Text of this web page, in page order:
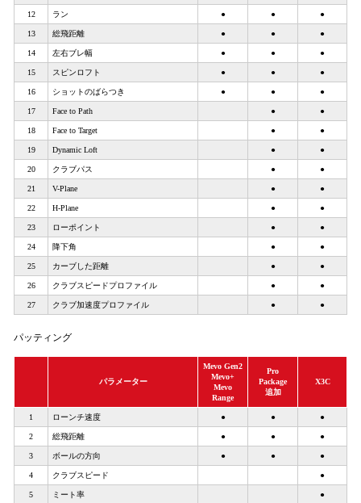
12 ラン ● ● ●
13 総飛距離 ● ● ●
14 左右ブレ幅 ● ● ●
15 スピンロフト ● ● ●
16 ショットのばらつき ● ● ●
17 Face to Path ● ●
18 Face to Target ● ●
19 Dynamic Loft ● ●
20 クラブパス ● ●
21 V-Plane ● ●
22 H-Plane ● ●
23 ローポイント ● ●
24 降下角 ● ●
25 カーブした距離 ● ●
26 クラブスピードプロファイル ● ●
27 クラブ加速度プロファイル ● ●
パッティング
パラメーター
Mevo Gen2
Mevo+
Mevo
Range
Pro
Package
追加
X3C
1 ローンチ速度 ● ● ●
2 総飛距離 ● ● ●
3 ボールの方向 ● ● ●
4 クラブスピード ●
5 ミート率 ●